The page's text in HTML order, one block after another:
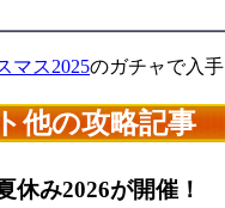
マス2025のガチャで入手
他の攻略記事
休み2026が開催！